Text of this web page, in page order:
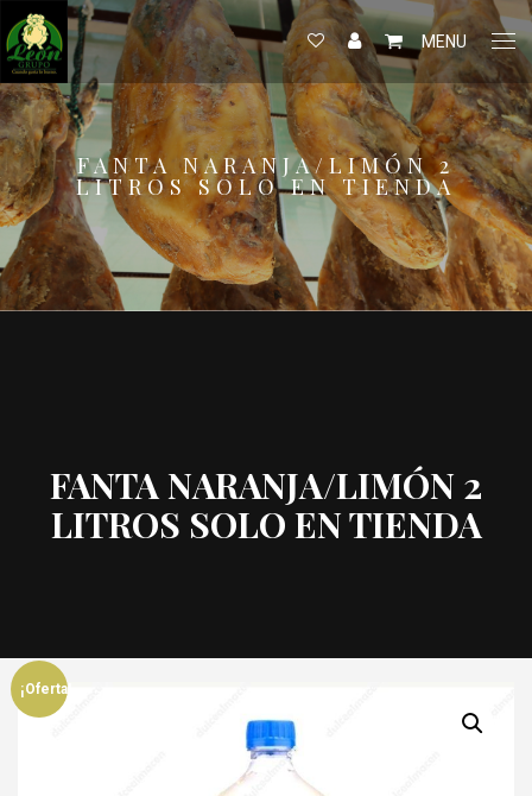
MENU
FANTA NARANJA/LIMÓN 2
LITROS SOLO EN TIENDA
FANTA NARANJA/LIMÓN 2
LITROS SOLO EN TIENDA
¡Oferta!